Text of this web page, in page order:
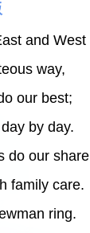
and West
way,
our best;
by day.
do our share
family care.
ring.